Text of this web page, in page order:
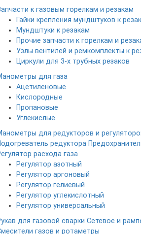
к газовым горелкам и резакам
Гайки крепления мундштуков к
Мундштуки к резакам
Прочие запчасти к горелкам и
Узлы вентилей и ремкомплекты к
Циркули для 3-х трубных резаков
для газа
Ацетиленовые
Кислородные
Пропановые
Углекислые
для редукторов и
редуктора
расхода газа
Регулятор азотный
Регулятор аргоновый
Регулятор гелиевый
Регулятор углекислотный
Регулятор универсальный
для газовой сварки Сетевое и
газов и ротаметры